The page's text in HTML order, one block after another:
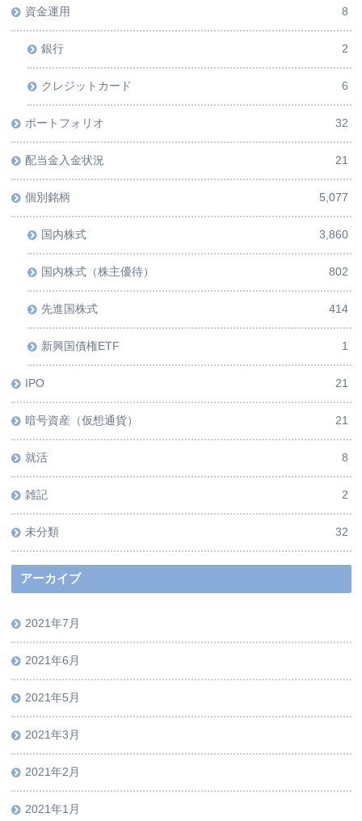
資金運用 8
銀行 2
クレジットカード 6
ポートフォリオ 32
配当金入金状況 21
個別銘柄 5,077
国内株式 3,860
国内株式（株主優待） 802
先進国株式 414
新興国債権ETF 1
IPO 21
暗号資産（仮想通貨） 21
就活 8
雑記 2
未分類 32
アーカイブ
2021年7月
2021年6月
2021年5月
2021年3月
2021年2月
2021年1月